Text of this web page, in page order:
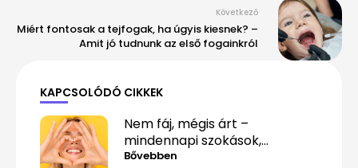
Következő
Miért fontosak a tejfogak, ha úgyis kiesnek? –
Amit jó tudnunk az első fogainkról
KAPCSOLÓDÓ CIKKEK
Nem fáj, mégis árt –
mindennapi szokások,
amelyek alattomosan
Bővebben